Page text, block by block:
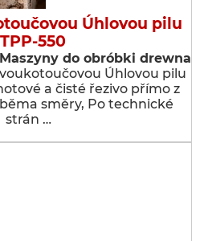
Úhlovou pilu
550
do obróbki drewna
Úhlovou pilu
a čisté řezivo přímo z
směry, Po technické
strán …